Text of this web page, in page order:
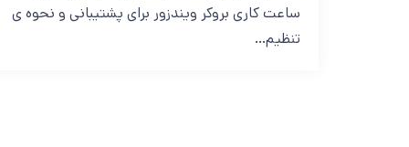
ساعت کاری بروکر ویندزور برای پشتیبانی و نحوه ی
تنظیم…